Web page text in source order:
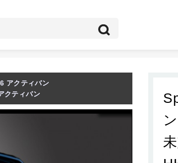
アクティバン
クティバン